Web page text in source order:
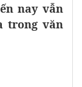
nay vẫn
trong văn